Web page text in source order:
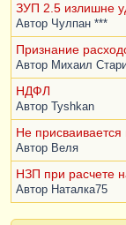
ЗУП 2.5 излишне
Автор Чулпан ***
Признание
Автор Михаил
НДФЛ
Автор Tyshkan
Не
Автор Веля
НЗП при расчете
Автор Наталка75